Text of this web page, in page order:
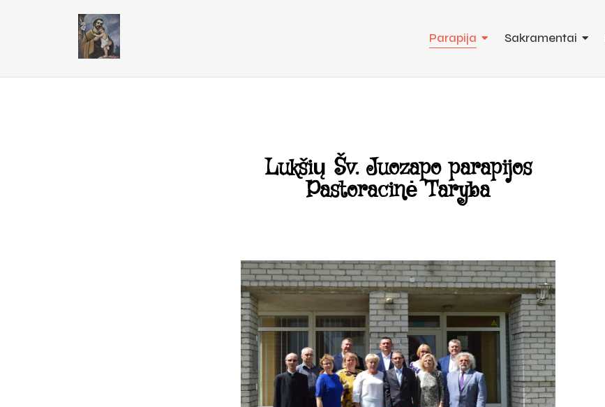
Parapija Sakramentai
Lukšių Šv. Juozapo parapijos
Pastoracinė Taryba